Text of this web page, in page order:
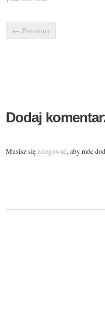
← Previous
Dodaj
Musisz sięzalogować, aby móc